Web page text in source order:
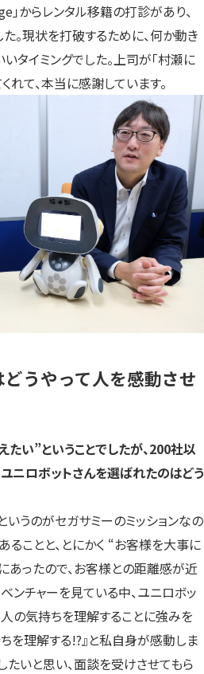
」からレンタル移籍の打診があり、
た。現状を打破するために、何か動き
タイミングでした。上司が「村瀬に
れて、本当に感謝しています。
うやって人を感動させ
い”ということでしたが、200社以
ニロボットさんを選ばれたのはどう
いうのがセガサミーのミッションなの
ることと、とにかく “お客様を大事に
あったので、お客様との距離感が近
ンチャーを見ている中、ユニロボッ
の気持ちを理解することに強みを
を理解する!?』と私自身が感動しま
たいと思い、面談を受けさせてもら